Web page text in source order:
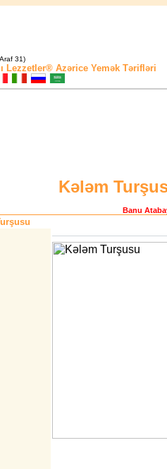
31)
Lezzetler® Azərice Yemək Tərifləri
Kələm
Banu